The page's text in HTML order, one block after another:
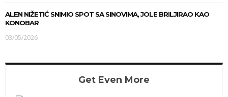
ALEN NIŽETIĆ SNIMIO SPOT SA SINOVIMA, JOLE BRILJIRAO KAO
KONOBAR
03/05/2026
Get Even More